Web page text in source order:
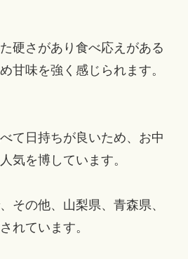
硬さがあり食べ応えがある
甘味を強く感じられます。
て日持ちが良いため、お中
気を博しています。
その他、山梨県、青森県、
れています。